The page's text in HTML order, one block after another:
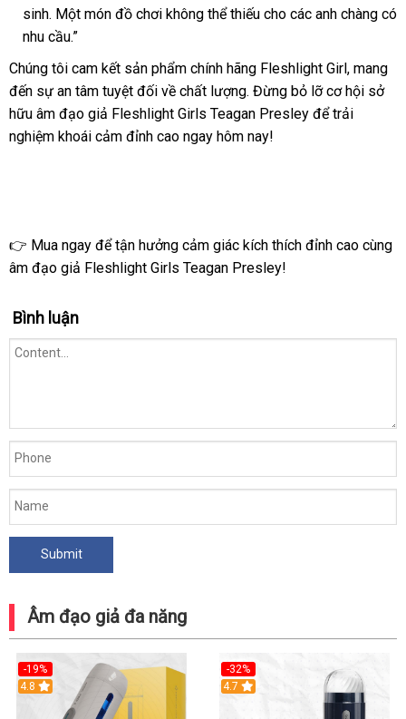
sinh. Một món đồ chơi không thể thiếu cho các anh chàng có
nhu cầu.”
Chúng tôi cam kết sản phẩm chính hãng Fleshlight Girl, mang
đến sự an tâm tuyệt đối về chất lượng. Đừng bỏ lỡ cơ hội sở
hữu âm đạo giả Fleshlight Girls Teagan Presley để trải
nghiệm khoái cảm đỉnh cao ngay hôm nay!
👉 Mua ngay để tận hưởng cảm giác kích thích đỉnh cao cùng
âm đạo giả Fleshlight Girls Teagan Presley!
Bình luận
Âm đạo giả đa năng
-19%
Hot
4.8
-32%
Hot
4.7